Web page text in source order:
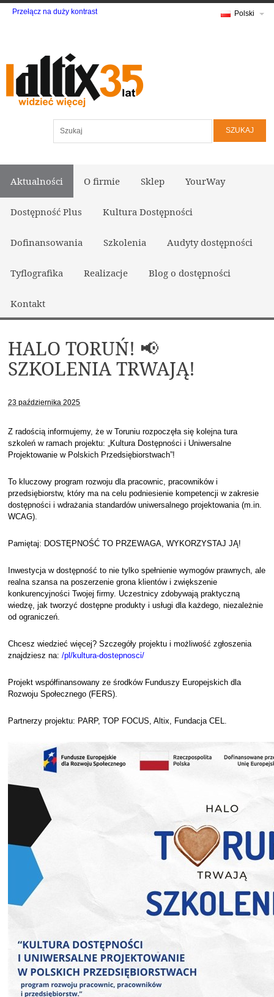
Przełącz na duży kontrast Polski
Aktualności O firmie Sklep YourWay
Dostępność Plus Kultura Dostępności
Dofinansowania Szkolenia Audyty dostępności
Tyflografika Realizacje Blog o dostępności
Kontakt
HALO TORUŃ! 📢
SZKOLENIA TRWAJĄ!
23 października 2025
Z radością informujemy, że w Toruniu rozpoczęła się kolejna tura
szkoleń w ramach projektu: „Kultura Dostępności i Uniwersalne
Projektowanie w Polskich Przedsiębiorstwach”!
To kluczowy program rozwoju dla pracownic, pracowników i
przedsiębiorstw, który ma na celu podniesienie kompetencji w zakresie
dostępności i wdrażania standardów uniwersalnego projektowania (m.in.
WCAG).
Pamiętaj: DOSTĘPNOŚĆ TO PRZEWAGA, WYKORZYSTAJ JĄ!
Inwestycja w dostępność to nie tylko spełnienie wymogów prawnych, ale
realna szansa na poszerzenie grona klientów i zwiększenie
konkurencyjności Twojej firmy. Uczestnicy zdobywają praktyczną
wiedzę, jak tworzyć dostępne produkty i usługi dla każdego, niezależnie
od ograniczeń.
Chcesz wiedzieć więcej? Szczegóły projektu i możliwość zgłoszenia
znajdziesz na: /pl/kultura-dostepnosci/
Projekt współfinansowany ze środków Funduszy Europejskich dla
Rozwoju Społecznego (FERS).
Partnerzy projektu: PARP, TOP FOCUS, Altix, Fundacja CEL.